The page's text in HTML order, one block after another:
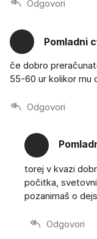
Odgovori
Pomladni
če dobro
55-60 ur kolikor mu
Odgovori
torej v kvazi
počitka,
pozanimaš o
Odgovori